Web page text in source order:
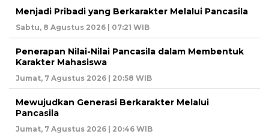
Menjadi Pribadi yang Berkarakter Melalui Pancasila
Sabtu, 8 Agustus 2026 | 07:21 WIB
Penerapan Nilai-Nilai Pancasila dalam Membentuk
Karakter Mahasiswa
Jumat, 7 Agustus 2026 | 20:58 WIB
Mewujudkan Generasi Berkarakter Melalui
Pancasila
Jumat, 7 Agustus 2026 | 20:46 WIB